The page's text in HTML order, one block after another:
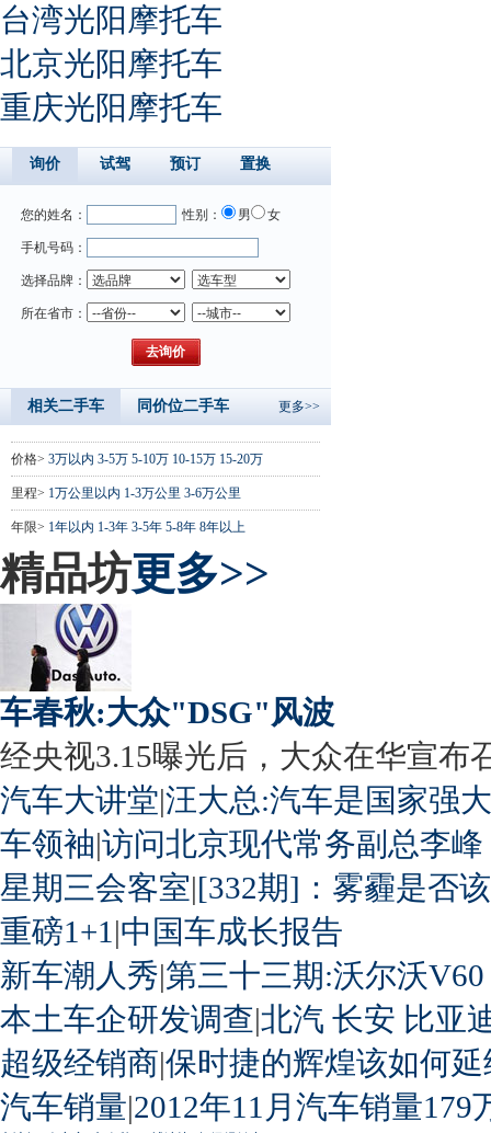
台湾光阳摩托车
北京光阳摩托车
重庆光阳摩托车
询价 试驾 预订 置换
您的姓名： 性别： 男 女
手机号码：
选择品牌：
所在省市：
相关二手车 同价位二手车 更多>>
价格> 3万以内 3-5万 5-10万 10-15万 15-20万
里程> 1万公里以内 1-3万公里 3-6万公里
年限> 1年以内 1-3年 3-5年 5-8年 8年以上
精品坊更多>>
车春秋:大众"DSG"风波
经央视3.15曝光后，大众在华宣布
汽车大讲堂|汪大总:汽车是国家强
车领袖|访问北京现代常务副总李峰
星期三会客室|[332期]：雾霾是否
重磅1+1 |中国车成长报告
新车潮人秀|第三十三期:沃尔沃
本土车企研发调查|北汽 长安 比亚
超级经销商|保时捷的辉煌该如何延
汽车销量|2012年11月汽车销量179